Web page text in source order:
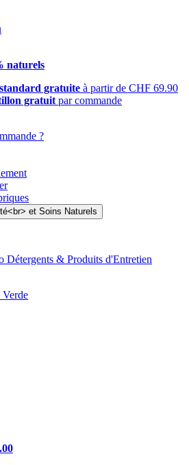
naturels
gratuite à partir de CHF 69.90
gratuit par commande
?
Détergents & Produits d'Entretien